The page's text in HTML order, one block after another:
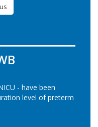
- have been
level of preterm